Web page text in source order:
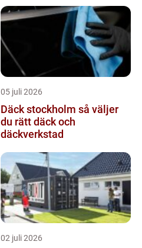
05 juli 2026
Däck stockholm så väljer
du rätt däck och
däckverkstad
02 juli 2026